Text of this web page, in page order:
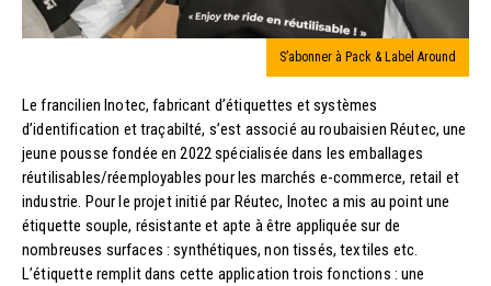
S’abonner à Pack & Label Around
Le francilien Inotec, fabricant d’étiquettes et systèmes
d’identification et traçabilté, s’est associé au roubaisien Réutec, une
jeune pousse fondée en 2022 spécialisée dans les emballages
réutilisables/réemployables pour les marchés e-commerce, retail et
industrie. Pour le projet initié par Réutec, Inotec a mis au point une
étiquette souple, résistante et apte à être appliquée sur de
nombreuses surfaces : synthétiques, non tissés, textiles etc.
L’étiquette remplit dans cette application trois fonctions : une